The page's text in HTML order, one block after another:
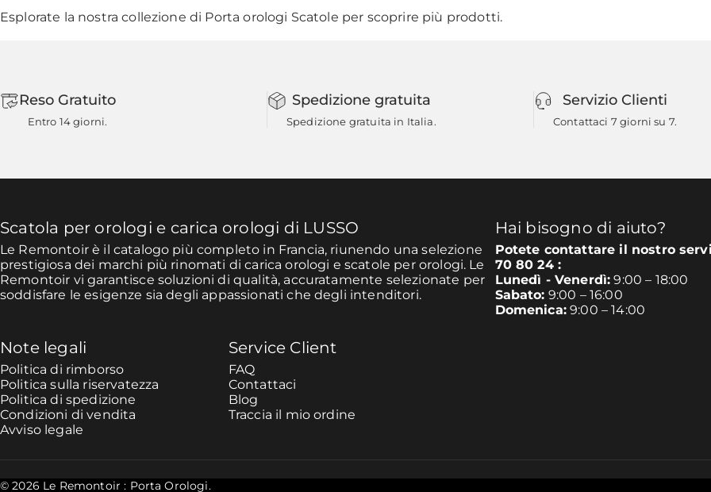
Esplorate la nostra collezione di Porta orologi Scatole per scoprire più prodotti.
Reso Gratuito
Entro 14 giorni.
Spedizione gratuita
Spedizione gratuita in Italia.
Servizio Clienti
Contattaci 7 giorni su 7.
Scatola per orologi e carica orologi di LUSSO
Le Remontoir è il catalogo più completo in Francia, riunendo una selezione
prestigiosa dei marchi più rinomati di carica orologi e scatole per orologi. Le
Remontoir vi garantisce soluzioni di qualità, accuratamente selezionate per
soddisfare le esigenze sia degli appassionati che degli intenditori.
Hai bisogno di aiuto?
Potete contattare il nostro
70 80 24 :
Lunedì - Venerdì: 9:00 – 18:00
Sabato: 9:00 – 16:00
Domenica:9:00 – 14:00
Note legali
Politica di rimborso
Politica sulla riservatezza
Politica di spedizione
Condizioni di vendita
Avviso legale
Service Client
FAQ
Contattaci
Blog
Traccia il mio ordine
© 2026 Le Remontoir : Porta Orologi.